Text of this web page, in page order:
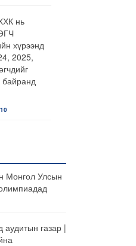
нь
хүрээнд
2025,
Монгол Улсын
аудитын газар |